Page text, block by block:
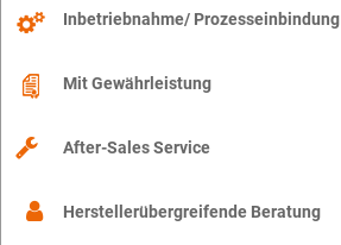
Inbetriebnahme/ Prozesseinbindung
Mit Gewährleistung
After-Sales Service
Herstellerübergreifende Beratung